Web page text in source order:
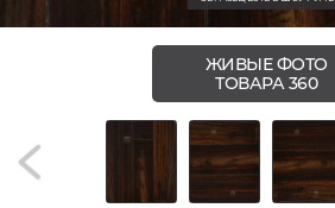
ЖИВЫЕ ФОТО
ТОВАРА 360